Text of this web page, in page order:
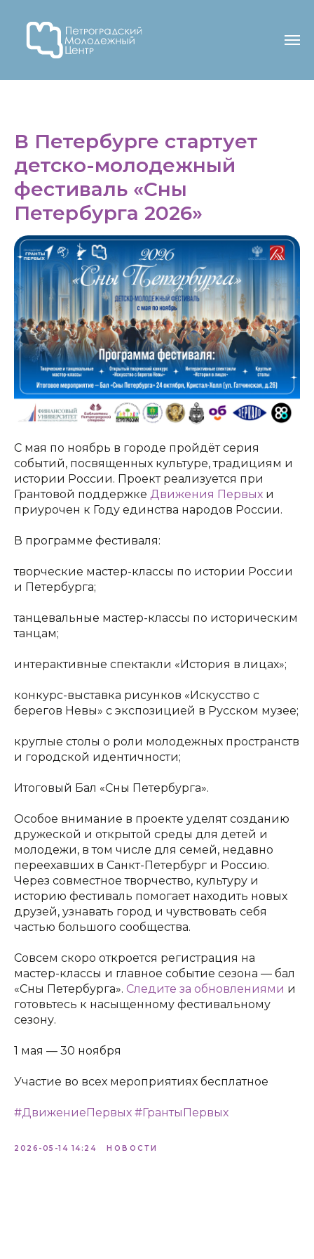
В Петербурге стартует
детско-молодежный
фестиваль «Сны
Петербурга 2026»
С мая по ноябрь в городе пройдёт серия
событий, посвященных культуре, традициям и
истории России. Проект реализуется при
Грантовой поддержке Движения Первых и
приурочен к Году единства народов России.
В программе фестиваля:
творческие мастер-классы по истории России
и Петербурга;
танцевальные мастер-классы по историческим
танцам;
интерактивные спектакли «История в лицах»;
конкурс-выставка рисунков «Искусство с
берегов Невы» с экспозицией в Русском музее;
круглые столы о роли молодежных пространств
и городской идентичности;
Итоговый Бал «Сны Петербурга».
Особое внимание в проекте уделят созданию
дружеской и открытой среды для детей и
молодежи, в том числе для семей, недавно
переехавших в Санкт-Петербург и Россию.
Через совместное творчество, культуру и
историю фестиваль помогает находить новых
друзей, узнавать город и чувствовать себя
частью большого сообщества.
Совсем скоро откроется регистрация на
мастер-классы и главное событие сезона — бал
«Сны Петербурга». Следите за обновлениями и
готовьтесь к насыщенному фестивальному
сезону.
1 мая — 30 ноября
Участие во всех мероприятиях бесплатное
#ДвижениеПервых #ГрантыПервых
2026-05-14 14:24 НОВОСТИ